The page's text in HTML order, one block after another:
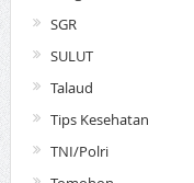
SGR
SULUT
Talaud
Tips Kesehatan
TNI/Polri